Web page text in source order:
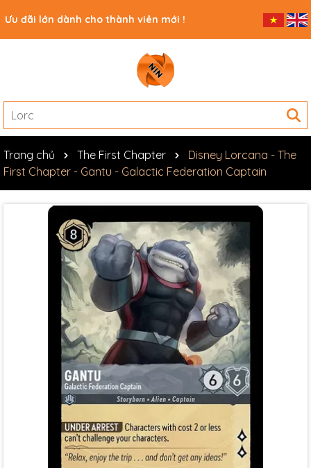
Ưu đãi lớn dành cho thành viên mới !
Trang chủ The First Chapter
Disney Lorcana - The
First Chapter - Gantu - Galactic Federation Captain
Mã giảm giá:
Ngày hết hạn: